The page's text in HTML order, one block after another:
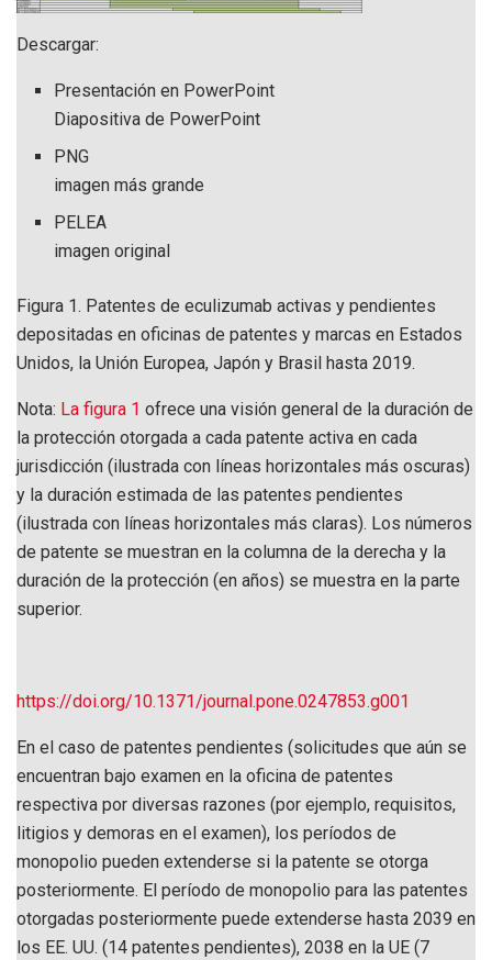
Descargar:
Presentación en PowerPoint
Diapositiva de PowerPoint
PNG
imagen más grande
PELEA
imagen original
Figura 1. Patentes de eculizumab activas y pendientes
depositadas en oficinas de patentes y marcas en Estados
Unidos, la Unión Europea, Japón y Brasil hasta 2019.
Nota: La figura 1 ofrece una visión general de la duración de
la protección otorgada a cada patente activa en cada
jurisdicción (ilustrada con líneas horizontales más oscuras)
y la duración estimada de las patentes pendientes
(ilustrada con líneas horizontales más claras). Los números
de patente se muestran en la columna de la derecha y la
duración de la protección (en años) se muestra en la parte
superior.
https://doi.org/10.1371/journal.pone.0247853.g001
En el caso de patentes pendientes (solicitudes que aún se
encuentran bajo examen en la oficina de patentes
respectiva por diversas razones (por ejemplo, requisitos,
litigios y demoras en el examen), los períodos de
monopolio pueden extenderse si la patente se otorga
posteriormente. El período de monopolio para las patentes
otorgadas posteriormente puede extenderse hasta 2039 en
los EE. UU. (14 patentes pendientes), 2038 en la UE (7